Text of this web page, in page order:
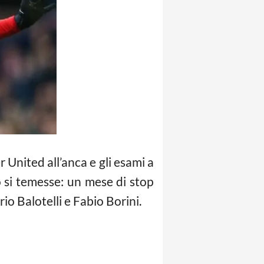
all’anca e gli esami a
temesse: un mese di stop
Balotelli e Fabio Borini.